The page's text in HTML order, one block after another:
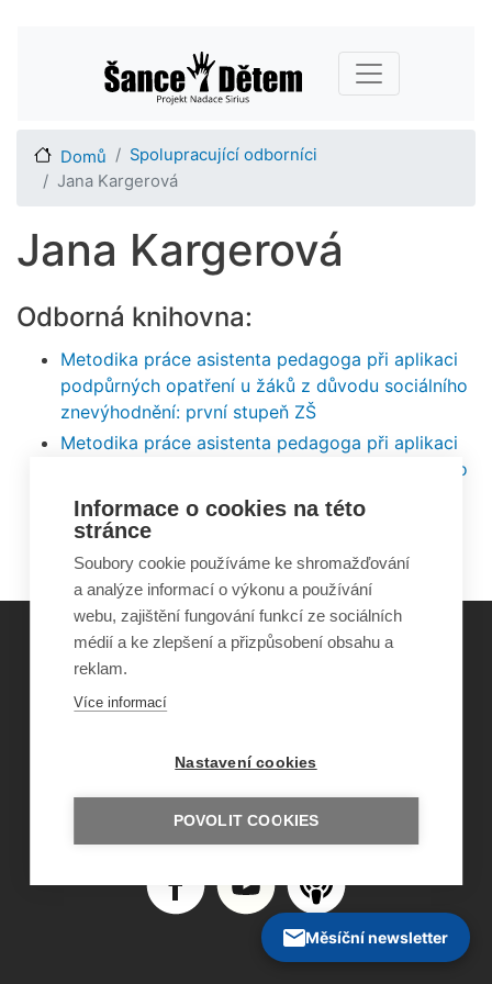
hlavnímu
obsahu
Main navigation
Domů
Spolupracující odborníci
Jana Kargerová
Jana Kargerová
Odborná knihovna:
Metodika práce asistenta pedagoga při aplikaci
podpůrných opatření u žáků z důvodu sociálního
znevýhodnění: první stupeň ZŠ
Metodika práce asistenta pedagoga při aplikaci
podpůrných opatření u žáků z důvodu sociálního
znevýhodnění: druhý stupeň ZŠ
Klíčové kompetence v základním vzdělávání
ISSN 1805-8876
nazory@sancedetem.cz
Odběr novinek e-mailem
Informace o webu
Ochrana osobních údajů
Měsíční newsletter
Informace o cookies na této
stránce
Soubory cookie používáme ke shromažďování
a analýze informací o výkonu a používání
webu, zajištění fungování funkcí ze sociálních
médií a ke zlepšení a přizpůsobení obsahu a
reklam.
Více informací
Nastavení cookies
POVOLIT COOKIES